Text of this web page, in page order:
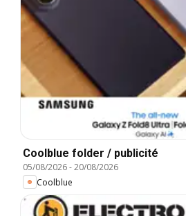
Coolblue folder / publicité
05/08/2026-20/08/2026
Coolblue